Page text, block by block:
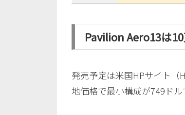
Pavilion Aero13は
発売予定は米国HPサイト（
地価格で最小構成が749ド